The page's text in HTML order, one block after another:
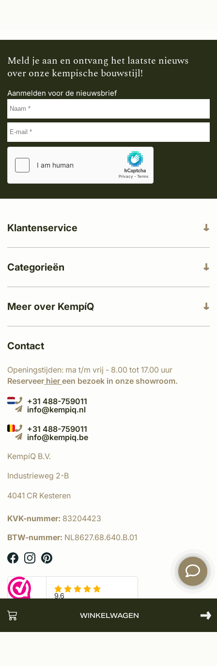
WINKELWAGEN
Meld je aan en ontvang het laatste nieuws
over onze kempische bouwstijl!
Aanmelden voor de nieuwsbrief
Meer over KempíQ
Klantenservice
Categorieën
Contact
Openingstijden: ma t/m vrij - 8.00 tot 17.00 uur
Reserveer hier een bezoek in onze showroom.
+31 488-759011
info@kempiq.nl
+31 488-759011
info@kempiq.be
KempíQ B.V.
Industrieweg 2-B
4041 CR Kesteren
KVK-nummer: 83204423
BTW-nummer: NL8627.68.640.B.01